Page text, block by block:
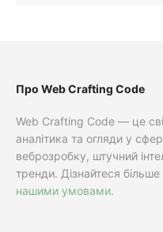
Про Web Crafting Code
Web Crafting Code — це
аналітика та огляди у
веброзробку, штучний
тренди. Дізнайтеся більше
нашими умовами.